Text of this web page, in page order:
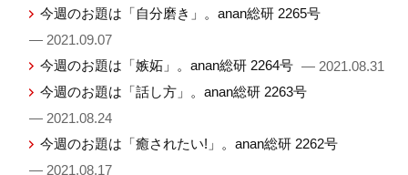
今週のお題は「自分磨き」。anan総研 2265号
— 2021.09.07
今週のお題は「嫉妬」。anan総研 2264号 — 2021.08.31
今週のお題は「話し方」。anan総研 2263号
— 2021.08.24
今週のお題は「癒されたい!」。anan総研 2262号
— 2021.08.17